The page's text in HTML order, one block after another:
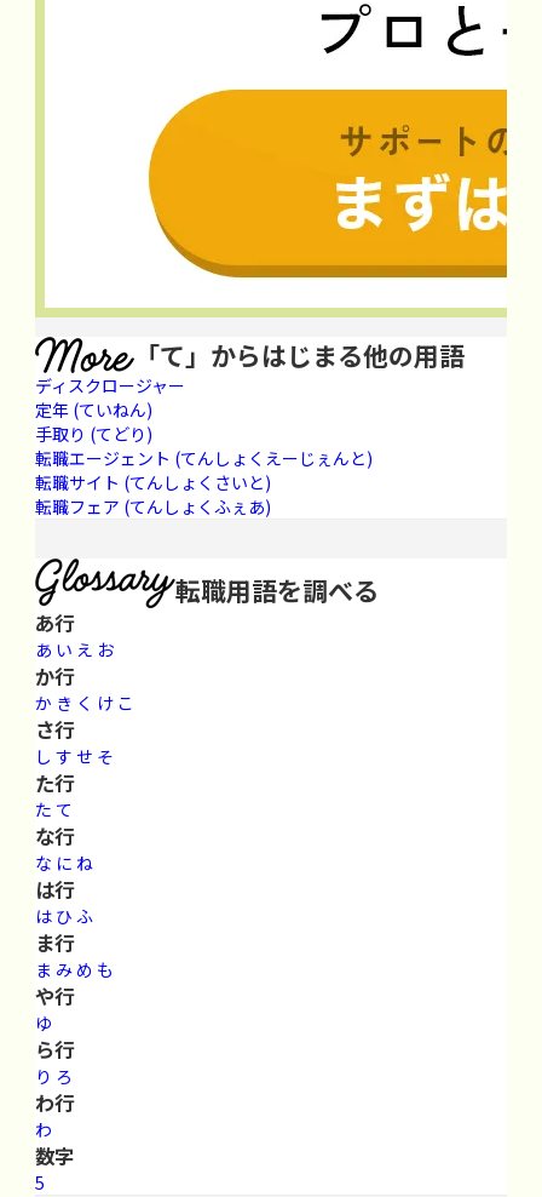
「て」からはじまる他の用語
ディスクロージャー
定年 (ていねん)
手取り (てどり)
転職エージェント (てんしょくえーじぇんと)
転職サイト (てんしょくさいと)
転職フェア (てんしょくふぇあ)
転職用語を調べる
あ行
あ い え お
か行
か き く け こ
さ行
し す せ そ
た行
た て
な行
な に ね
は行
は ひ ふ
ま行
ま み め も
や行
ゆ
ら行
り ろ
わ行
わ
数字
5